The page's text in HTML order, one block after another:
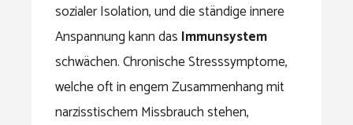
sozialer Isolation, und die ständige innere
Anspannung kann das Immunsystem
schwächen. Chronische Stresssymptome,
welche oft in engem Zusammenhang mit
narzisstischem Missbrauch stehen,